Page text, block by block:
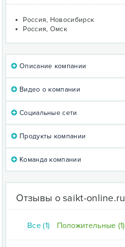
Россия, Новосибирск
Россия, Омск
Описание компании
Видео о компании
Социальные сети
Продукты компании
Команда компании
Отзывы о saikt-online.ru
Все (1) Положительные (1)